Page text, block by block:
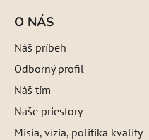
O NÁS
Náš príbeh
Odborný profil
Náš tím
Naše priestory
Misia, vízia, politika kvality